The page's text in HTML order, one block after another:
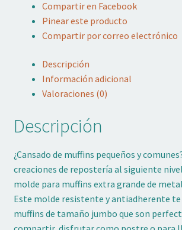
Blog de Repostería
Compartir en Facebook
Pinear este producto
Compartir por correo electrónico
Descripción
Información adicional
Valoraciones (0)
Descripción
¿Cansado de muffins pequeños y
creaciones de repostería al siguiente
molde para muffins extra grande de
Este molde resistente y antiadherente
muffins de tamaño jumbo que son